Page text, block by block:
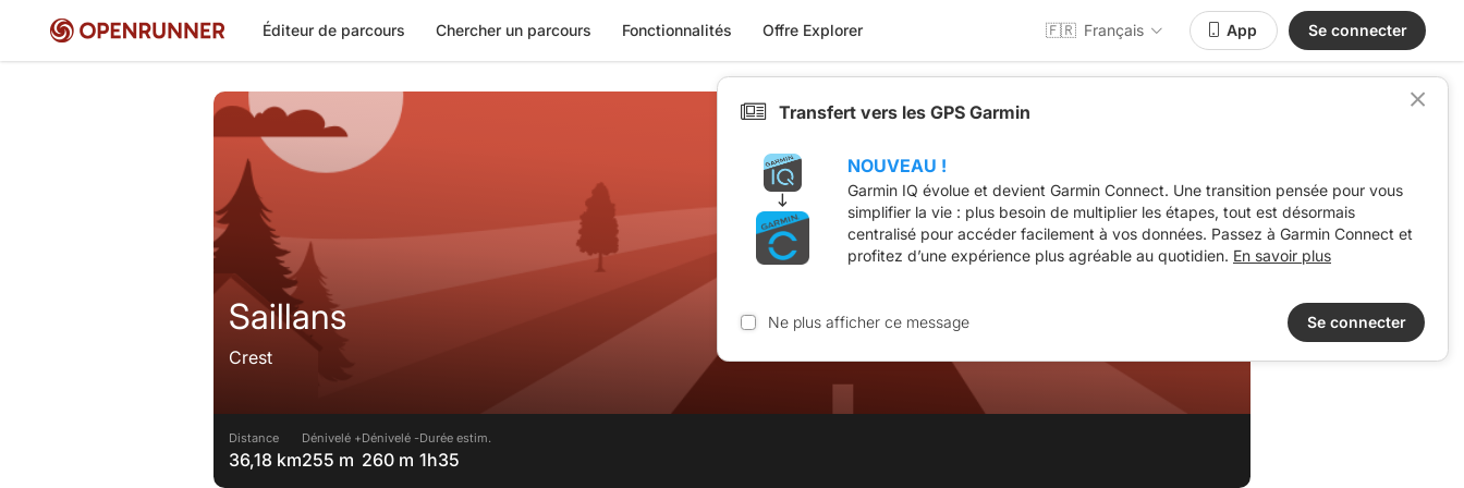
Éditeur de parcours Chercher un parcours Fonctionnalités Offre Explorer 🇫🇷 Français App Se connecter
Saillans
Crest
Distance
36,18 km
Dénivelé +
255 m
Dénivelé -
260 m
Durée estim.
1h35
Transfert vers les GPS Garmin
NOUVEAU !
Garmin IQ évolue et devient Garmin Connect. Une transition pensée pour vous
simplifier la vie : plus besoin de multiplier les étapes, tout est désormais
centralisé pour accéder facilement à vos données. Passez à Garmin Connect et
profitez d’une expérience plus agréable au quotidien. En savoir plus
Ne plus afficher ce message Se connecter